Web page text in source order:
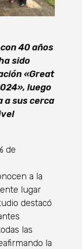
40 años
sido
«Great
luego
a sus cerca
de
a la
lugar
destacó
las
la